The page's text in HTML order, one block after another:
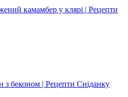
камамбер у клярі | Рецепти
з беконом | Рецепти Сніданку